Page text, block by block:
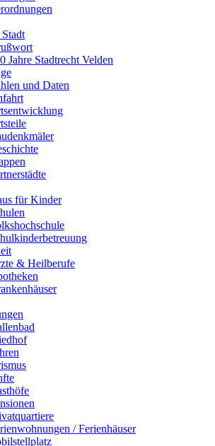
Jahre Stadtrecht Velden
und Daten
für Kinder
& Heilberufe
/ Ferienhäuser